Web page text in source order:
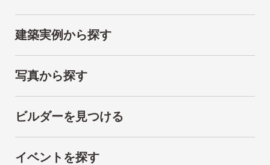
建築実例から探す
写真から探す
ビルダーを見つける
イベントを探す